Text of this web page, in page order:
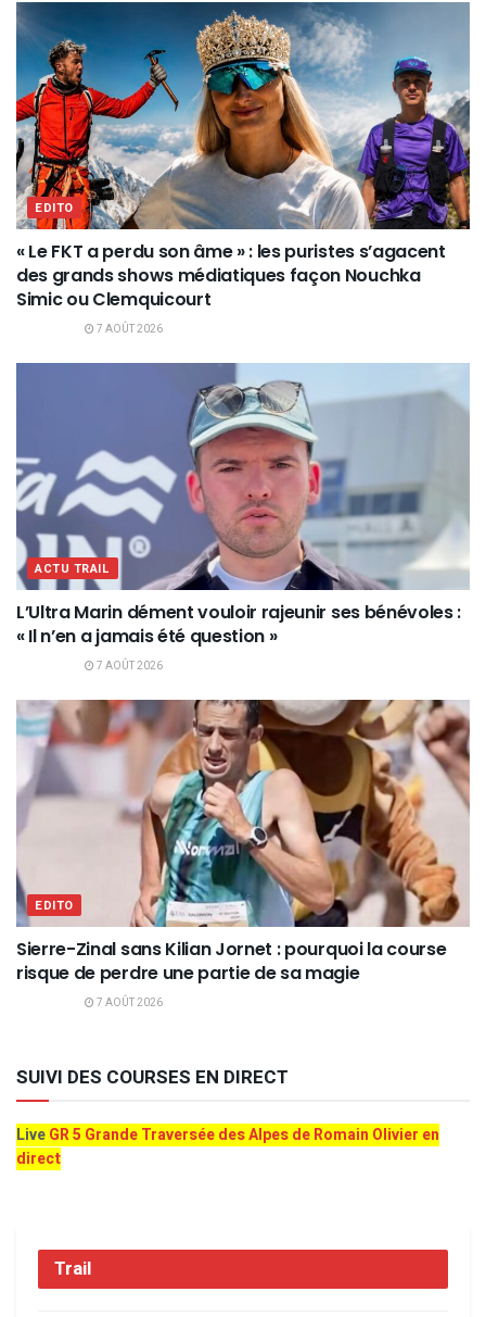
EDITO
« Le FKT a perdu son âme » : les puristes s’agacent
des grands shows médiatiques façon Nouchka
Simic ou Clemquicourt
7 AOÛT 2026
ACTU TRAIL
L’Ultra Marin dément vouloir rajeunir ses bénévoles :
« Il n’en a jamais été question »
7 AOÛT 2026
EDITO
Sierre-Zinal sans Kilian Jornet : pourquoi la course
risque de perdre une partie de sa magie
7 AOÛT 2026
SUIVI DES COURSES EN DIRECT
LiveGR 5 Grande Traversée des Alpes de Romain Olivier en
direct
Trail